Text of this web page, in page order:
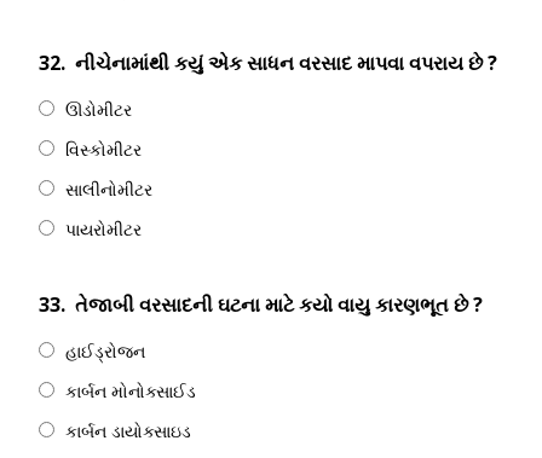
32. નીચેનામાંથી કયું એક સાધન વરસાદ માપવા વપરાય છે ?
ઊડોમીટર
વિસ્કોમીટર
સાલીનોમીટર
પાયરોમીટર
33. તેજાબી વરસાદની ઘટના માટે કયો વાયુ કારણભૂત છે ?
હાઈડ્રોજન
કાર્બન મોનોક્સાઈડ
કાર્બન ડાયોક્સાઇડ